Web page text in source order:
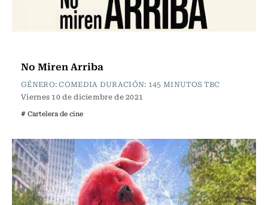
No Miren Arriba
GÉNERO: COMEDIA DURACIÓN: 145 MINUTOS TBC
Viernes 10 de diciembre de 2021
# Cartelera de cine